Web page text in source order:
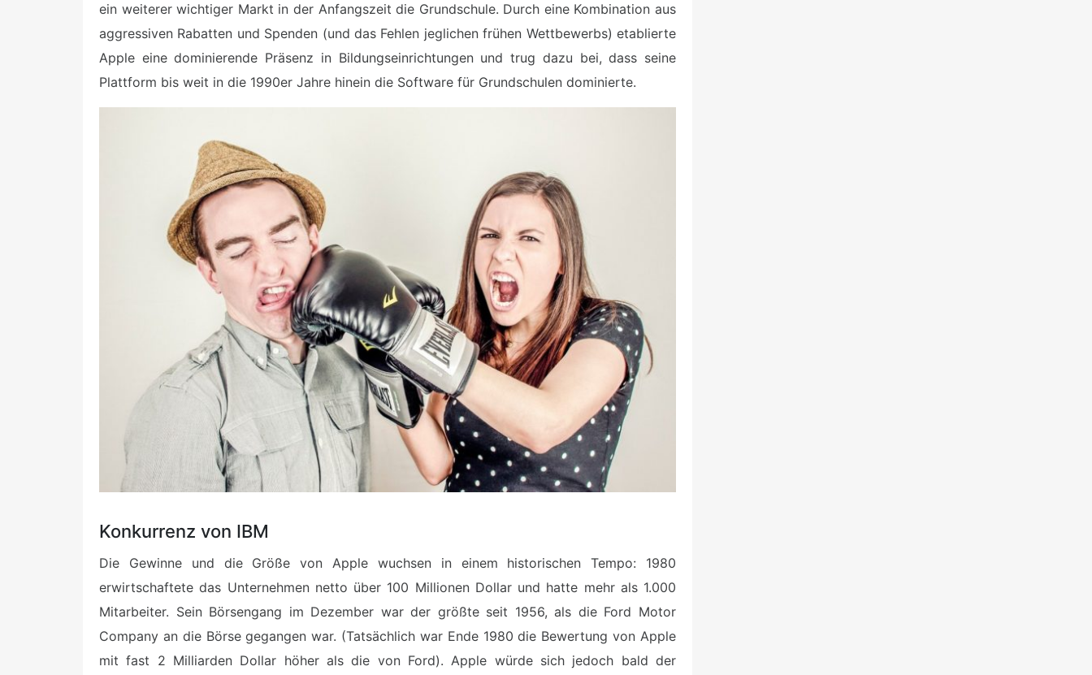
ein weiterer wichtiger Markt in der Anfangszeit die Grundschule. Durch eine Kombination aus
aggressiven Rabatten und Spenden (und das Fehlen jeglichen frühen Wettbewerbs) etablierte
Apple eine dominierende Präsenz in Bildungseinrichtungen und trug dazu bei, dass seine
Plattform bis weit in die 1990er Jahre hinein die Software für Grundschulen dominierte.
Konkurrenz von IBM
Die Gewinne und die Größe von Apple wuchsen in einem historischen Tempo: 1980
erwirtschaftete das Unternehmen netto über 100 Millionen Dollar und hatte mehr als 1.000
Mitarbeiter. Sein Börsengang im Dezember war der größte seit 1956, als die Ford Motor
Company an die Börse gegangen war. (Tatsächlich war Ende 1980 die Bewertung von Apple
mit fast 2 Milliarden Dollar höher als die von Ford). Apple würde sich jedoch bald der